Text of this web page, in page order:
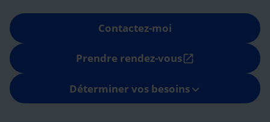
Contactez-moi
Prendre rendez-vousopen_in_new
Déterminer vos besoins